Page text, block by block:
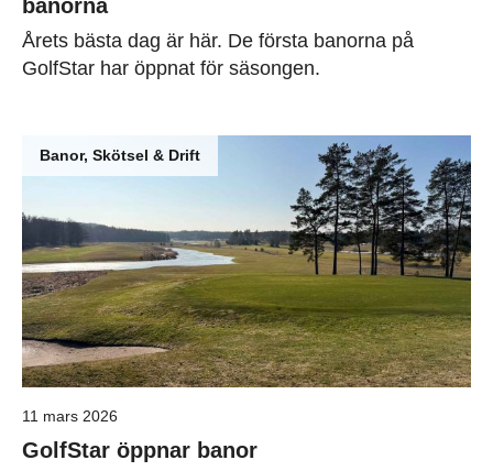
banorna
Årets bästa dag är här. De första banorna på
GolfStar har öppnat för säsongen.
Banor, Skötsel & Drift
11 mars 2026
GolfStar öppnar banor